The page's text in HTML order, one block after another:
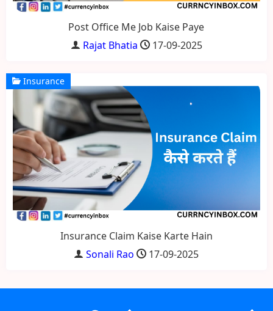
Post Office Me Job Kaise Paye
Rajat Bhatia
17-09-2025
Insurance Claim Kaise Karte Hain
Sonali Rao
17-09-2025
Insurance